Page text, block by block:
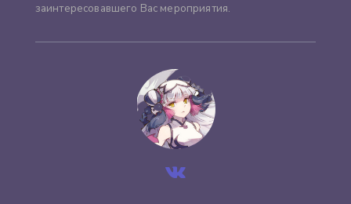
заинтересовавшего Вас мероприятия.